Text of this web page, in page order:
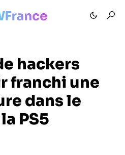
hackers
franchi une
dans le
PS5